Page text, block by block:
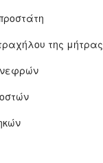
της μήτρας
νεφρών